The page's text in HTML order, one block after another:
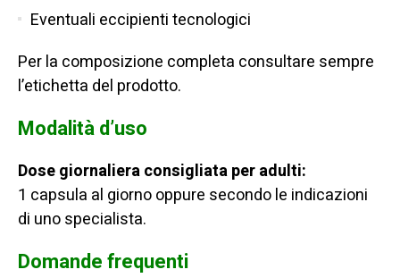
Eventuali eccipienti tecnologici
Per la composizione completa consultare sempre
l’etichetta del prodotto.
Modalità d’uso
Dose giornaliera consigliata per adulti:
1 capsula al giorno oppure secondo le indicazioni
di uno specialista.
Domande frequenti